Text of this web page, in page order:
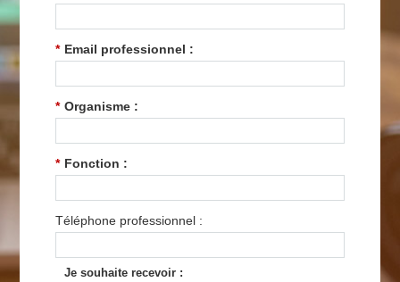
* Email professionnel :
* Organisme :
* Fonction :
Téléphone professionnel :
Je souhaite recevoir :